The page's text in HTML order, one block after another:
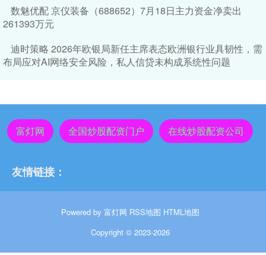
数魅优配 京仪装备（688652）7月18日主力资金净卖出
261393万元
迪时策略 2026年欧银局新任主席表态欧洲银行业具韧性，需
布局应对AI网络安全风险，私人信贷未构成系统性问题
富灯网 全国炒股配资门户 在线炒股配资公司
友情链接：
Powered by 富灯网 RSS地图 HTML地图
Copyright © 2023-2026